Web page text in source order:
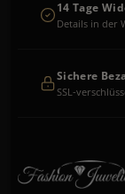
14 Tage
Details in der
Sichere
SSL-